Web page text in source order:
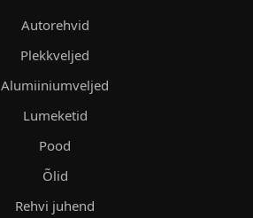
Autorehvid
Plekkveljed
Alumiiniumveljed
Lumeketid
Pood
Õlid
Rehvi juhend